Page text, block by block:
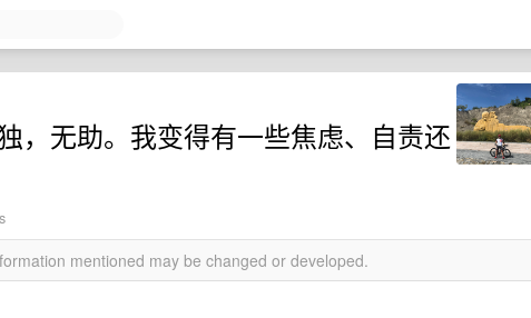
，无助。我变得有一些焦虑、自责还
mentioned may be changed or developed.